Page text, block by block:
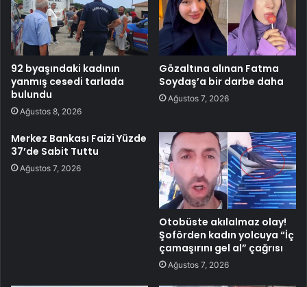
92 byaşındaki kadının
yanmış cesedi tarlada
bulundu
Ağustos 8, 2026
Gözaltına alınan Fatma
Soydaş’a bir darbe daha
Ağustos 7, 2026
Merkez Bankası Faizi Yüzde
37’de Sabit Tuttu
Ağustos 7, 2026
Otobüste akılalmaz olay!
Şoförden kadın yolcuya “İç
çamaşırını gel al” çağrısı
Ağustos 7, 2026